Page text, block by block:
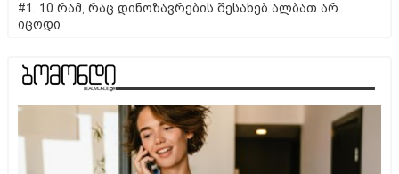
#1. 10 რამ, რაც დინოზავრების შესახებ ალბათ არ
იცოდი